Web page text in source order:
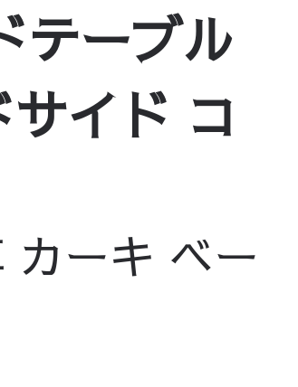
テーブル
イド コ
ーキ ベー